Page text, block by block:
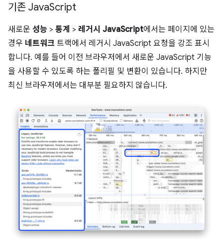
기존 JavaScript
새로운 성능 > 통계 > 레거시 JavaScript에서는 페이지에 있는
경우 네트워크 트랙에서 레거시 JavaScript 요청을 강조 표시
합니다. 예를 들어 이전 브라우저에서 새로운 JavaScript 기능
을 사용할 수 있도록 하는 폴리필 및 변환이 있습니다. 하지만
최신 브라우저에서는 대부분 필요하지 않습니다.